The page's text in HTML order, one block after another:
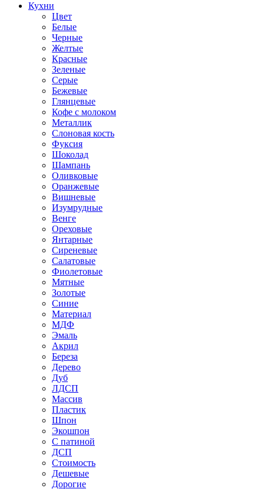
Кухни
Цвет
Белые
Черные
Желтые
Красные
Зеленые
Серые
Бежевые
Глянцевые
Кофе с молоком
Металлик
Слоновая кость
Фуксия
Шоколад
Шампань
Оливковые
Оранжевые
Вишневые
Изумрудные
Венге
Ореховые
Янтарные
Сиреневые
Салатовые
Фиолетовые
Мятные
Золотые
Синие
Материал
МДФ
Эмаль
Акрил
Береза
Дерево
Дуб
ЛДСП
Массив
Пластик
Шпон
Экошпон
С патиной
ДСП
Стоимость
Дешевые
Дорогие